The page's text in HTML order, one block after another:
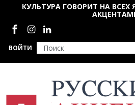
Перейти к основному содержанию
ВОЙТИ
КУЛЬТУРА ГОВОРИТ НА
Социальные сети